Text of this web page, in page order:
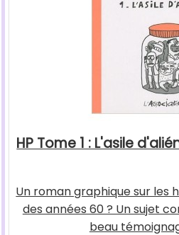
HP Tome 1 : L'asile
Un roman graphique sur les
des années 60 ? Un sujet
beau